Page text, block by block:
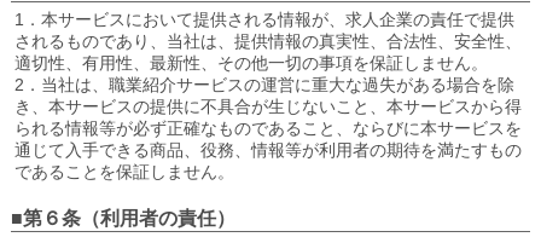
1．本サービスにおいて提供される情報が、求人企業の責任で提供
されるものであり、当社は、提供情報の真実性、合法性、安全性、
適切性、有用性、最新性、その他一切の事項を保証しません。
2．当社は、職業紹介サービスの運営に重大な過失がある場合を除
き、本サービスの提供に不具合が生じないこと、本サービスから得
られる情報等が必ず正確なものであること、ならびに本サービスを
通じて入手できる商品、役務、情報等が利用者の期待を満たすもの
であることを保証しません。
■第６条（利用者の責任）